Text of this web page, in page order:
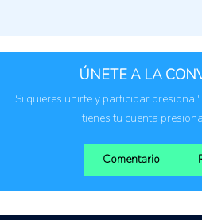
Personas investigadoras
Productores agropecuarios
ÚNETE A LA
Si quieres unirte y participar presiona
tienes tu cuenta
Comentario